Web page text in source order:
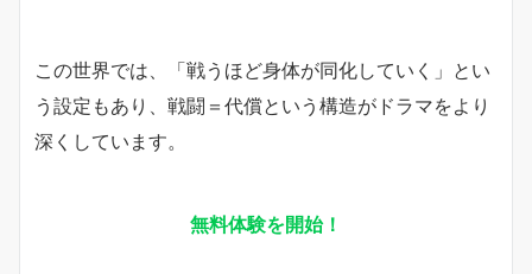
この世界では、「戦うほど身体が同化していく」とい
う設定もあり、戦闘＝代償という構造がドラマをより
深くしています。
無料体験を開始！